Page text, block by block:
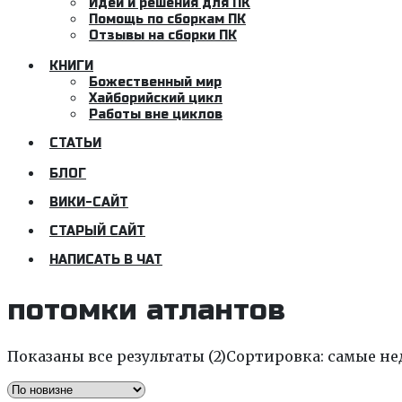
Идеи и решения для ПК
Помощь по сборкам ПК
Отзывы на сборки ПК
КНИГИ
Божественный мир
Хайборийский цикл
Работы вне циклов
СТАТЬИ
БЛОГ
ВИКИ-САЙТ
СТАРЫЙ САЙТ
НАПИСАТЬ В ЧАТ
потомки атлантов
Показаны все результаты (2)Сортировка: самые